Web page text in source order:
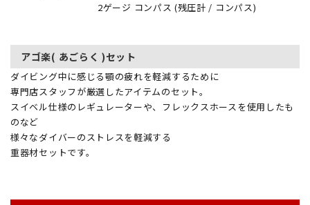
2ゲージ コンパス (残圧計 / コンパス)
アゴ楽( あごらく )セット
ダイビング中に感じる顎の疲れを軽減するために
専門店スタッフが厳選したアイテムのセット。
スイベル仕様のレギュレーターや、フレックスホースを使用したも
のなど
様々なダイバーのストレスを軽減する
重器材セットです。